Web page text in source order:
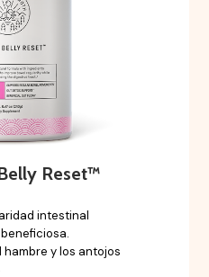
Reset™
intestinal
hambre y los antojos